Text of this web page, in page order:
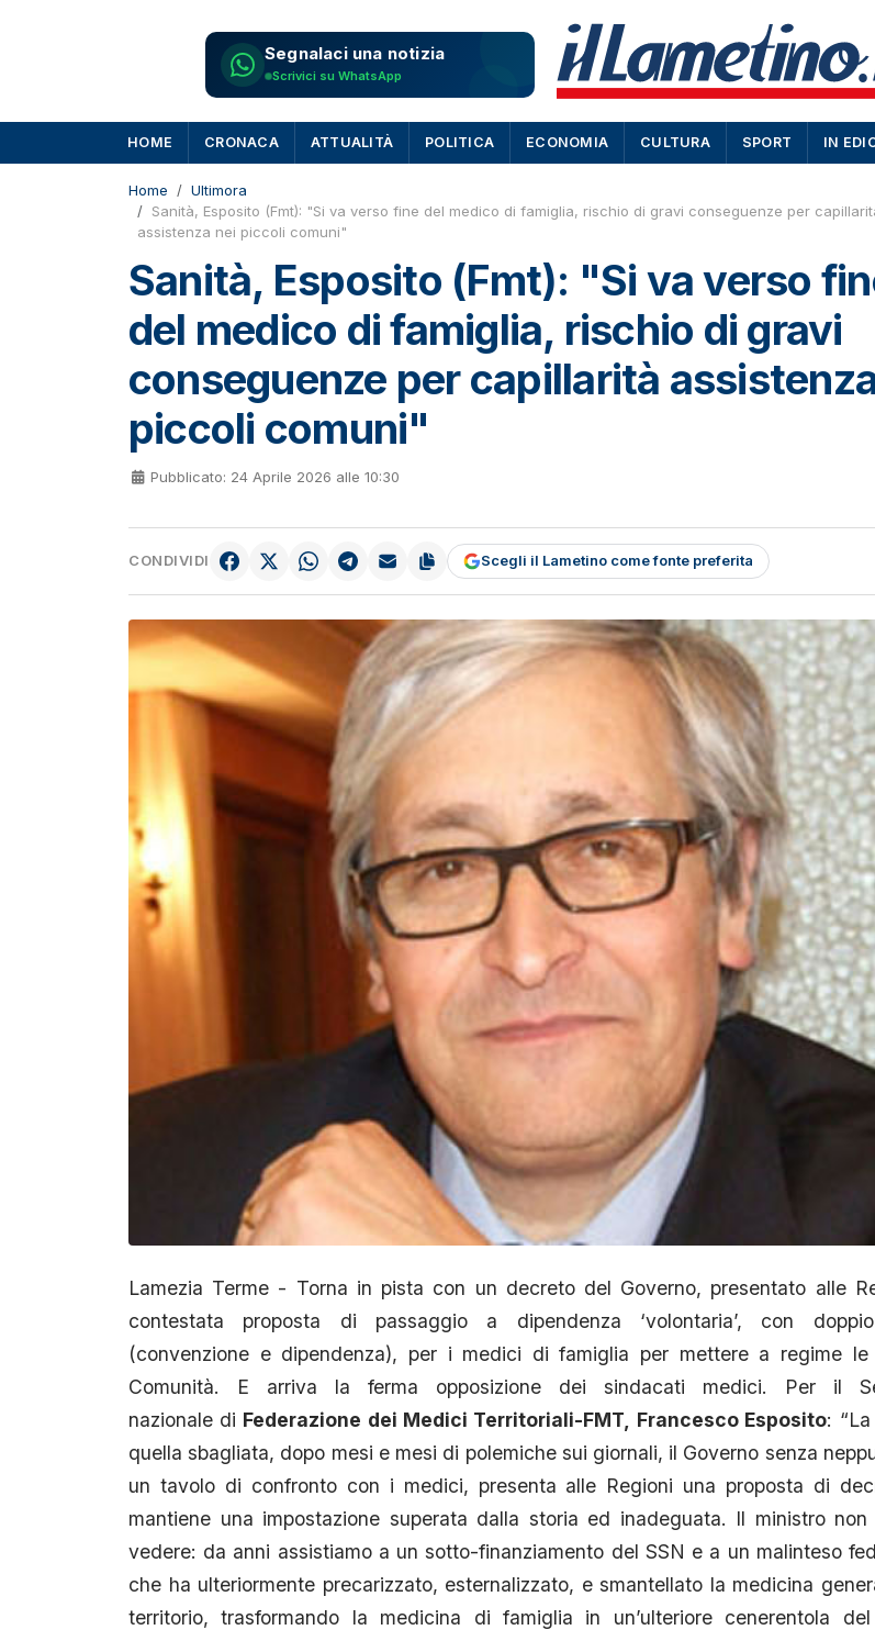
Segnalaci una notizia
Scrivici su WhatsApp
HOME CRONACA ATTUALITÀ POLITICA ECONOMIA CULTURA SPORT IN
Home
Ultimora
Sanità, Esposito (Fmt): "Si va verso fine del medico di famiglia, rischio di gravi conseguenze per
assistenza nei piccoli comuni"
Sanità, Esposito (Fmt): "Si va verso
del medico di famiglia, rischio di gravi
conseguenze per capillarità
piccoli comuni"
Pubblicato: 24 Aprile 2026 alle 10:30
CONDIVIDI Scegli il Lametino come fonte preferita
Lamezia Terme - Torna in pista con un decreto del Governo, presentato alle
contestata proposta di passaggio a dipendenza ‘volontaria’, con
(convenzione e dipendenza), per i medici di famiglia per mettere a regime
Comunità. E arriva la ferma opposizione dei sindacati medici. Per il
nazionale di Federazione dei Medici Territoriali-FMT, Francesco Esposito:
quella sbagliata, dopo mesi e mesi di polemiche sui giornali, il Governo senza
un tavolo di confronto con i medici, presenta alle Regioni una proposta di
mantiene una impostazione superata dalla storia ed inadeguata. Il ministro non
vedere: da anni assistiamo a un sotto-finanziamento del SSN e a un malinteso
che ha ulteriormente precarizzato, esternalizzato, e smantellato la medicina
territorio, trasformando la medicina di famiglia in un’ulteriore cenerentola